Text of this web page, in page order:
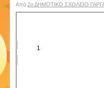
Από 2ο ΔΗΜΟΤΙΚΟ ΣΧΟΛΕΙΟ